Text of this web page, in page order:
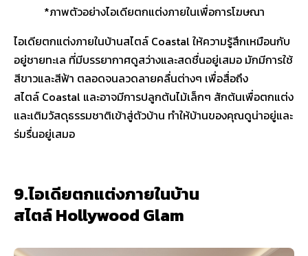
*ภาพตัวอย่างไอเดียตกแต่งภายในเพื่อการโฆษณา
ไอเดียตกแต่งภายในบ้านสไตล์ Coastal ให้ความรู้สึกเหมือนกับ
อยู่ชายทะเล ที่มีบรรยากาศดูสว่างและสดชื่นอยู่เสมอ มักมีการใช้
สีขาวและสีฟ้า ตลอดจนลวดลายคลื่นต่างๆ เพื่อสื่อถึง
สไตล์ Coastal และอาจมีการปลูกต้นไม้เล็กๆ สักต้นเพื่อตกแต่ง
และเติมวัสดุธรรมชาติเข้าสู่ตัวบ้าน ทำให้บ้านของคุณดูน่าอยู่และ
ร่มรื่นอยู่เสมอ
9.ไอเดียตกแต่งภายในบ้าน
สไตล์ Hollywood Glam